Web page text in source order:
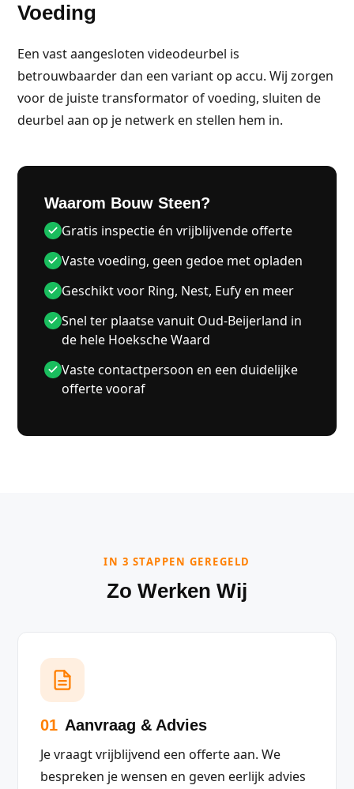
Voeding
Een vast aangesloten videodeurbel is
betrouwbaarder dan een variant op accu. Wij zorgen
voor de juiste transformator of voeding, sluiten de
deurbel aan op je netwerk en stellen hem in.
Waarom Bouw Steen?
Gratis inspectie én vrijblijvende offerte
Vaste voeding, geen gedoe met opladen
Geschikt voor Ring, Nest, Eufy en meer
Snel ter plaatse vanuit Oud-Beijerland in
de hele Hoeksche Waard
Vaste contactpersoon en een duidelijke
offerte vooraf
IN 3 STAPPEN GEREGELD
Zo Werken Wij
01 Aanvraag & Advies
Je vraagt vrijblijvend een offerte aan. We
bespreken je wensen en geven eerlijk advies